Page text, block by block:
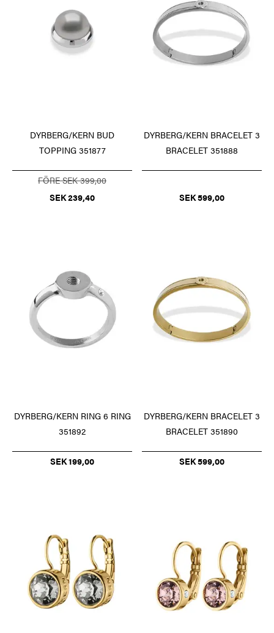
DYRBERG/KERN BUD
TOPPING 351877
FÖRE SEK 399,00
SEK 239,40
DYRBERG/KERN BRACELET 3
BRACELET 351888
SEK 599,00
DYRBERG/KERN RING 6 RING
351892
SEK 199,00
DYRBERG/KERN BRACELET 3
BRACELET 351890
SEK 599,00